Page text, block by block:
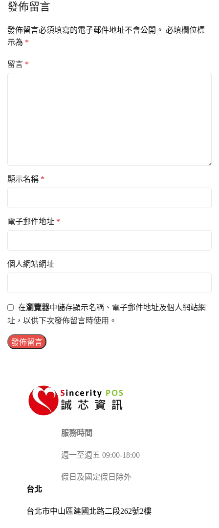
發佈留言
發佈留言必須填寫的電子郵件地址不會公開。 必填欄位標
示為 *
留言 *
顯示名稱 *
電子郵件地址 *
個人網站網址
在瀏覽器中儲存顯示名稱、電子郵件地址及個人網站網
址，以供下次發佈留言時使用。
服務時間
週一至週五 09:00-18:00
假日及國定假日除外
台北
台北市中山區建國北路二段262號2樓